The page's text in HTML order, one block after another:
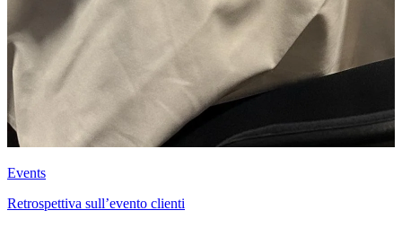
Events
Retrospettiva sull’evento clienti